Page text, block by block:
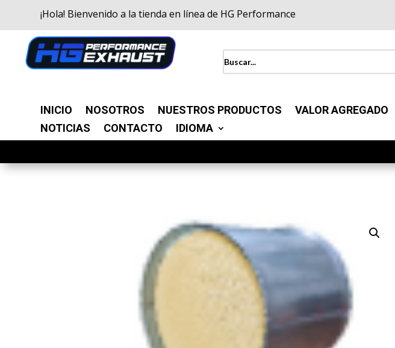
¡Hola! Bienvenido a la tienda en línea de HG Performance
INICIO NOSOTROS NUESTROS PRODUCTOS VALOR AGREGADO
NOTICIAS
CONTACTO IDIOMA